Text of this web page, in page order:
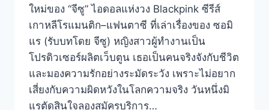
ใหม่ของ “จีซู” ไอดอลแห่งวง Blackpink ซีรีส์
เกาหลีโรแมนติก–แฟนตาซี ที่เล่าเรื่องของ ซอมิ
แร (รับบทโดย จีซู) หญิงสาวผู้ทำงานเป็น
โปรดิวเซอร์ผลิตเว็บตูน เธอเป็นคนจริงจังกับชีวิต
และมองความรักอย่างระมัดระวัง เพราะไม่อยาก
เสี่ยงกับความผิดหวังในโลกความจริง วันหนึ่งมิ
แรตัดสินใจลองสมัครบริการ…